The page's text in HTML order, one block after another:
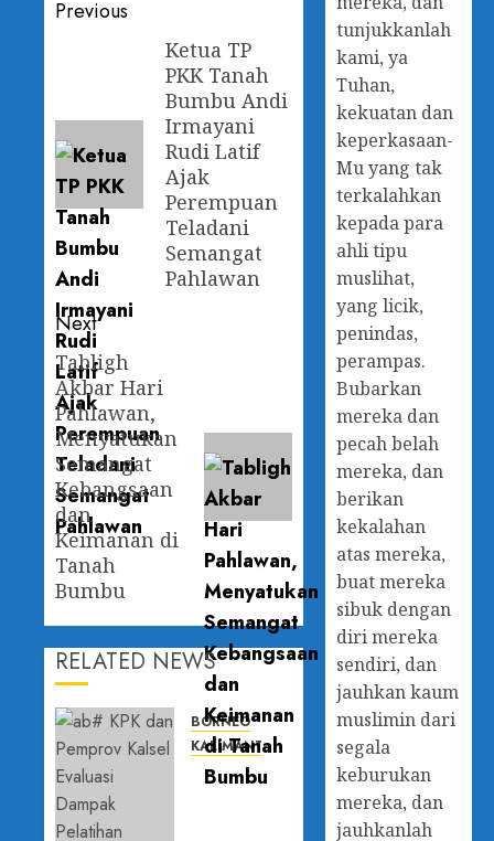
Previous
Ketua TP
PKK Tanah
Bumbu Andi
Irmayani
Rudi Latif
Ajak
Perempuan
Teladani
Semangat
Pahlawan
Next
Tabligh
Akbar Hari
Pahlawan,
Menyatukan
Semangat
Kebangsaan
dan
Keimanan di
Tanah
Bumbu
RELATED NEWS
BORNEO
KALIMANTAN SELATAN
KPK dan
tunjukkanlah
kami, ya
Tuhan,
kekuatan dan
keperkasaan-
Mu yang tak
terkalahkan
kepada para
ahli tipu
muslihat,
yang licik,
penindas,
perampas.
Bubarkan
mereka dan
pecah belah
mereka, dan
berikan
kekalahan
atas mereka,
buat mereka
sibuk dengan
diri mereka
sendiri, dan
jauhkan kaum
muslimin dari
segala
keburukan
mereka, dan
jauhkanlah